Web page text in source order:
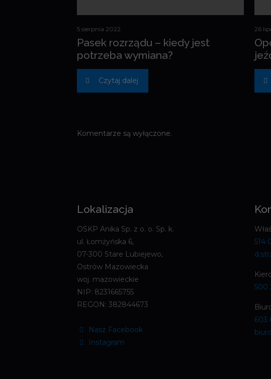
5 sierpnia 2022
Pasek rozrządu – kiedy jest
potrzeba wymiana?
Czytaj dalej
26
Komentarze są wyłączone.
Lokalizacja
OSKP Anika Sp. z o. o. Sp. k.
ul. Łomżyńska 6,
07-300 Stare Lubiejewo,
Ostrów Mazowiecka
woj. mazowieckie
NIP: 8231665755
REGON: 382844673
Nasz Facebook
Instagram
514
500
603